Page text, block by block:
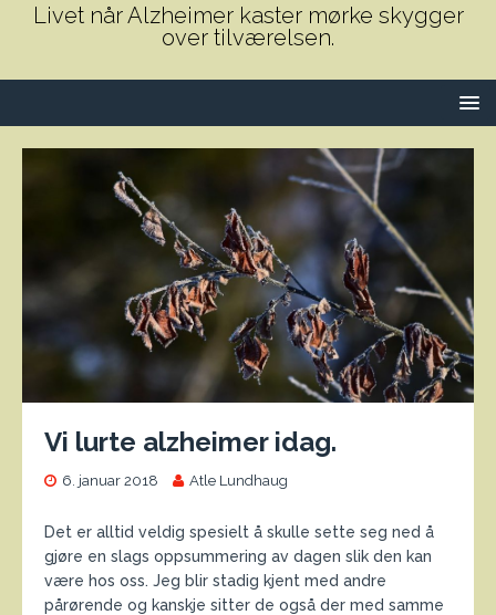
Livet når Alzheimer kaster mørke skygger
over tilværelsen.
Vi lurte alzheimer idag.
6. januar 2018 Atle Lundhaug
Det er alltid veldig spesielt å skulle sette seg ned å
gjøre en slags oppsummering av dagen slik den kan
være hos oss. Jeg blir stadig kjent med andre
pårørende og kanskje sitter de også der med samme